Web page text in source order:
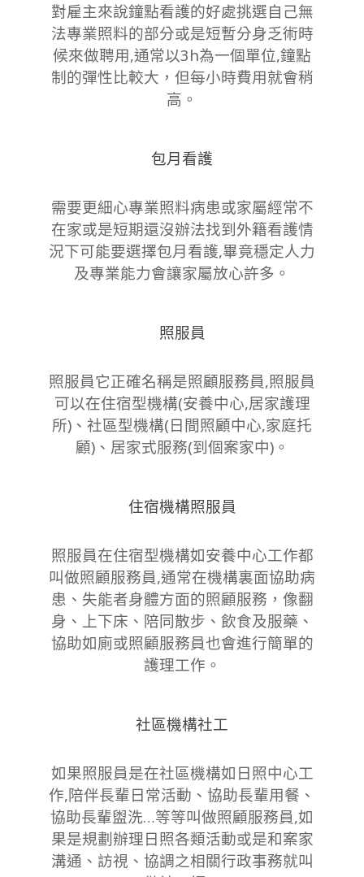
對雇主來說鐘點看護的好處挑選自己無
法專業照料的部分或是短暫分身乏術時
候來做聘用,通常以3h為一個單位,鐘點
制的彈性比較大，但每小時費用就會稍
高。
包月看護
需要更細心專業照料病患或家屬經常不
在家或是短期還沒辦法找到外籍看護情
況下可能要選擇包月看護,畢竟穩定人力
及專業能力會讓家屬放心許多。
照服員
照服員它正確名稱是照顧服務員,照服員
可以在住宿型機構(安養中心,居家護理
所)、社區型機構(日間照顧中心,家庭托
顧)、居家式服務(到個案家中)。
住宿機構照服員
照服員在住宿型機構如安養中心工作都
叫做照顧服務員,通常在機構裏面協助病
患、失能者身體方面的照顧服務，像翻
身、上下床、陪同散步、飲食及服藥、
協助如廁或照顧服務員也會進行簡單的
護理工作。
社區機構社工
如果照服員是在社區機構如日照中心工
作,陪伴長輩日常活動、協助長輩用餐、
協助長輩盥洗…等等叫做照顧服務員,如
果是規劃辦理日照各類活動或是和案家
溝通、訪視、協調之相關行政事務就叫